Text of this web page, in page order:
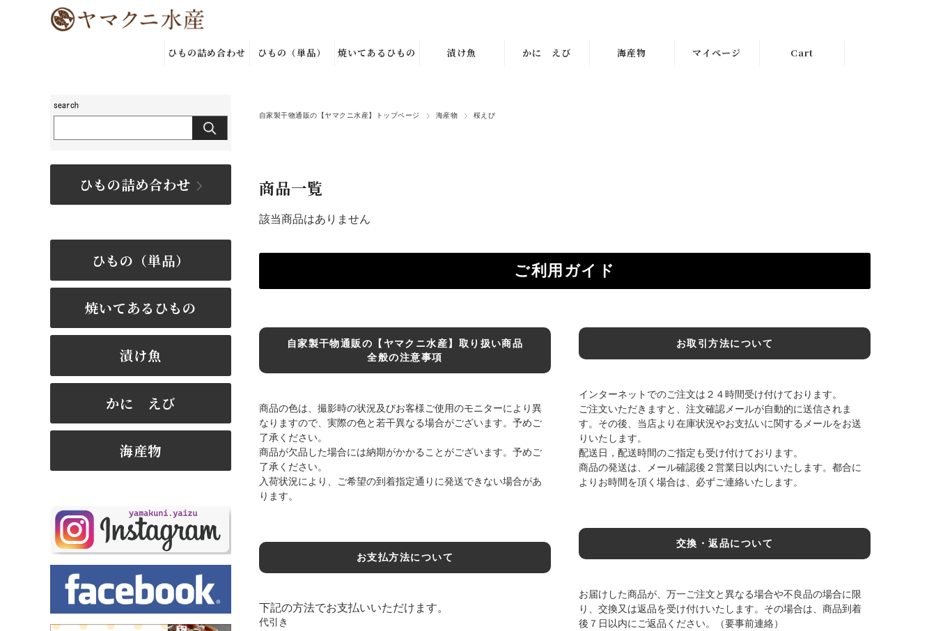
ひもの詰め合わせ ひもの（単品） 焼いてあるひもの 漬け魚 かに えび 海産物 マイページ Cart
自家製干物通販の【ヤマクニ水産】トップページ 海産物 桜えび
商品一覧
該当商品はありません
ご利用ガイド
自家製干物通販の【ヤマクニ水産】取り扱い商品
全般の注意事項
商品の色は、撮影時の状況及びお客様ご使用のモニターにより異
なりますので、実際の色と若干異なる場合がございます。予めご
了承ください。
商品が欠品した場合には納期がかかることがございます。予めご
了承ください。
入荷状況により、ご希望の到着指定通りに発送できない場合があ
ります。
お支払方法について
下記の方法でお支払いいただけます。
代引き
お取引方法について
インターネットでのご注文は２４時間受け付けております。
ご注文いただきますと、注文確認メールが自動的に送信されま
す。その後、当店より在庫状況やお支払いに関するメールをお送
りいたします。
配送日，配送時間のご指定も受け付けております。
商品の発送は、メール確認後２営業日以内にいたします。都合に
よりお時間を頂く場合は、必ずご連絡いたします。
交換・返品について
お届けした商品が、万一ご注文と異なる場合や不良品の場合に限
り、交換又は返品を受け付けいたします。その場合は、商品到着
後７日以内にご返品ください。（要事前連絡）
ひもの詰め合わせ
ひもの（単品）
焼いてあるひもの
漬け魚
かに えび
海産物